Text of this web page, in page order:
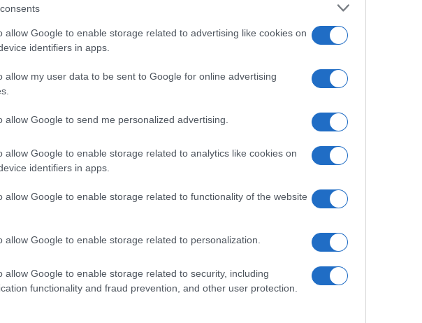
allow Google to enable storage related to advertising like cookies on
identifiers in apps.
allow my user data to be sent to Google for online advertising
allow Google to send me personalized advertising.
allow Google to enable storage related to analytics like cookies on
identifiers in apps.
allow Google to enable storage related to functionality of the website
allow Google to enable storage related to personalization.
allow Google to enable storage related to security, including
functionality and fraud prevention, and other user protection.
#Boce #Nadzorne